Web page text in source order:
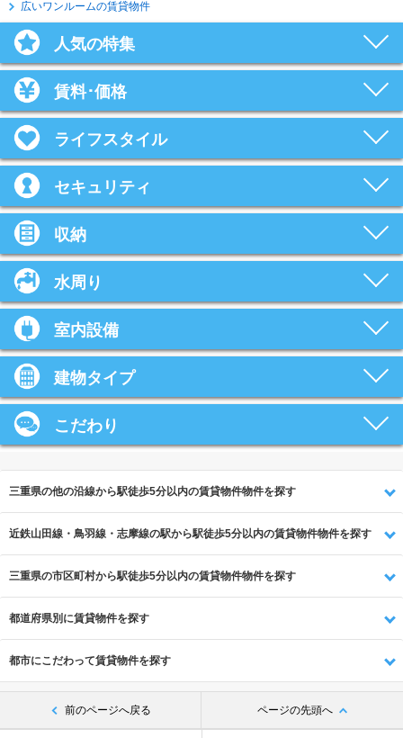
広いワンルームの賃貸物件
人気の特集
賃料･価格
ライフスタイル
セキュリティ
収納
水周り
室内設備
建物タイプ
こだわり
三重県の他の沿線から駅徒歩5分以内の賃貸物件物件を探す
近鉄山田線・鳥羽線・志摩線の駅から駅徒歩5分以内の賃貸物件物件を探す
三重県の市区町村から駅徒歩5分以内の賃貸物件物件を探す
都道府県別に賃貸物件を探す
都市にこだわって賃貸物件を探す
前のページへ戻る ページの先頭へ